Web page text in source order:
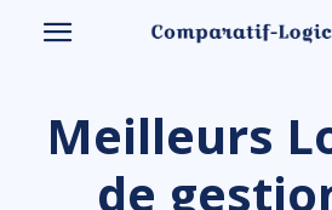
Meilleurs
de